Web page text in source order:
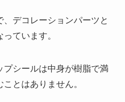
デコレーションパーツと
ています。
プシールは中身が樹脂で満
とはありません。